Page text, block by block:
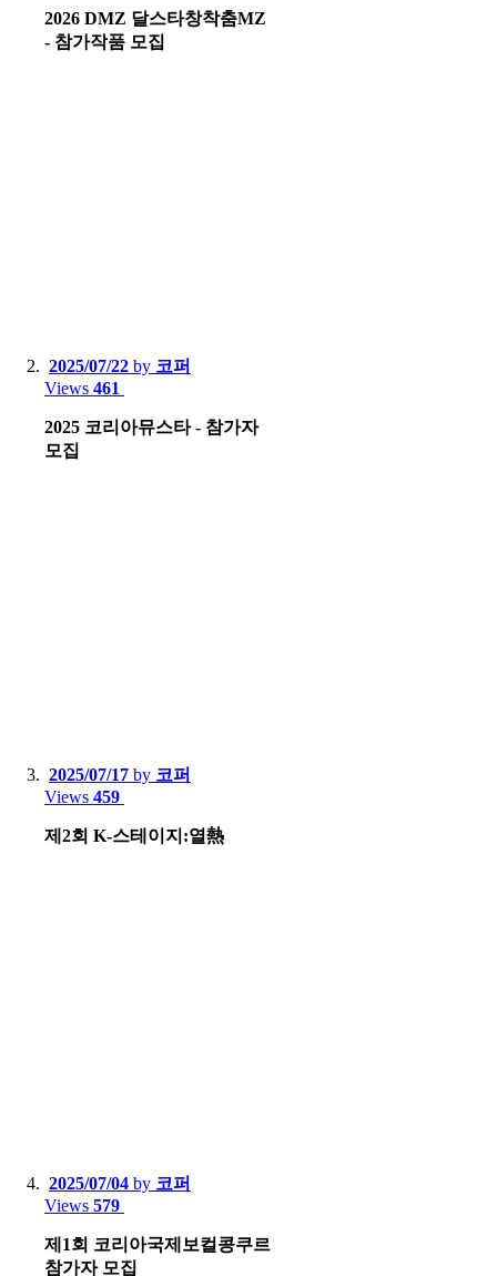
2026 DMZ 달스타창착춤MZ
- 참가작품 모집
2025/07/22 by 코퍼
Views 461
2025 코리아뮤스타 - 참가자
모집
2025/07/17 by 코퍼
Views 459
제2회 K-스테이지:열熱
2025/07/04 by 코퍼
Views 579
제1회 코리아국제보컬콩쿠르
참가자 모집